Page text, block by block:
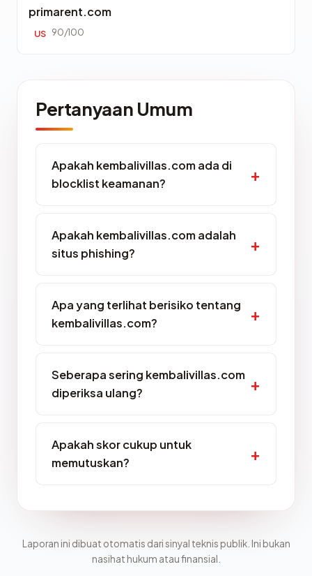
primarent.com
US 90/100
Pertanyaan Umum
Apakah kembalivillas.com ada di
blocklist keamanan?
Apakah kembalivillas.com adalah
situs phishing?
Apa yang terlihat berisiko tentang
kembalivillas.com?
Seberapa sering kembalivillas.com
diperiksa ulang?
Apakah skor cukup untuk
memutuskan?
Laporan ini dibuat otomatis dari sinyal teknis publik. Ini bukan
nasihat hukum atau finansial.